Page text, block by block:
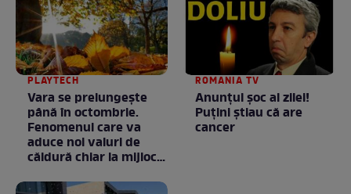
PLAYTECH
Vara se prelungeşte
până în octombrie.
Fenomenul care va
aduce noi valuri de
căldură chiar la mijlocul
ROMANIA TV
Anunţul şoc al zilei!
Puţini ştiau că are
cancer